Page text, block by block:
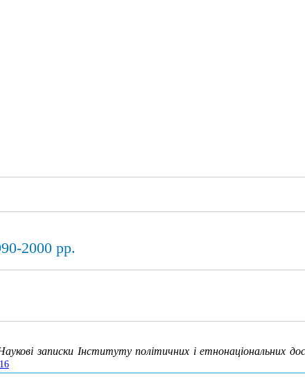
2000 рр.
записки Інституту політичних і етнонаціональних